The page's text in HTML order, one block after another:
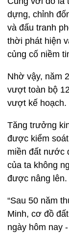
dựng, chỉnh
và đấu tranh
thời phát hiện
củng cố niềm
Nhờ vậy, năm
vượt toàn bộ
vượt kế hoạch.
Tăng trưởng
được kiểm
miền đất nước
của ta không
được nâng lên.
“Sau 50 năm
Minh, cơ đồ
ngày hôm nay